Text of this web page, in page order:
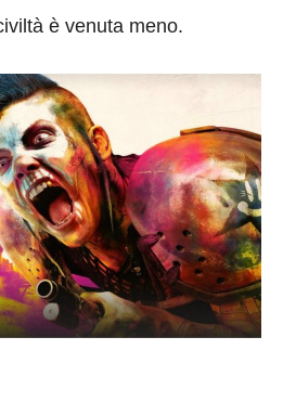
è venuta meno.